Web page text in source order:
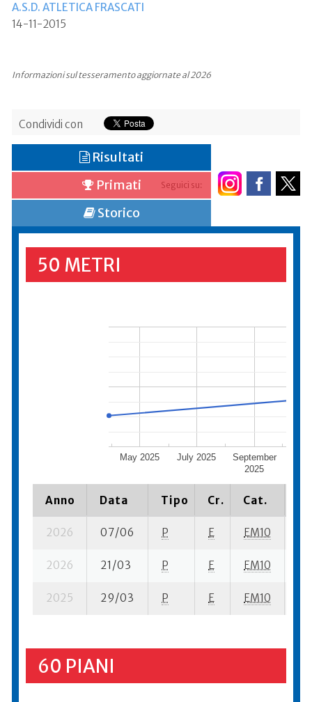
A.S.D. ATLETICA FRASCATI
14-11-2015
Informazioni sul tesseramento aggiornate al 2026
Condividi con
Seguici su:
Risultati
Primati
Storico
50 METRI
May 2025 July 2025
September
2025
Anno Data Tipo Cr. Cat.
2026 07/06 P E EM10
2026 21/03 P E EM10
2025 29/03 P E EM10
60 PIANI